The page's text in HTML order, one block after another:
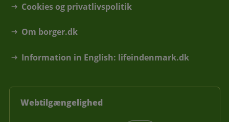
Cookies og privatlivspolitik
Om borger.dk
Information in English: lifeindenmark.dk
Webtilgængelighed